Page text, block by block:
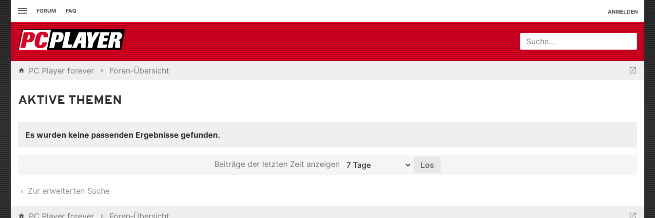
FORUM FAQ ANMELDEN
Suche…
PC Player forever Foren-Übersicht
AKTIVE THEMEN
Es wurden keine passenden Ergebnisse gefunden.
Beiträge der letzten Zeit anzeigen
Zur erweiterten Suche
PC Player forever Foren-Übersicht